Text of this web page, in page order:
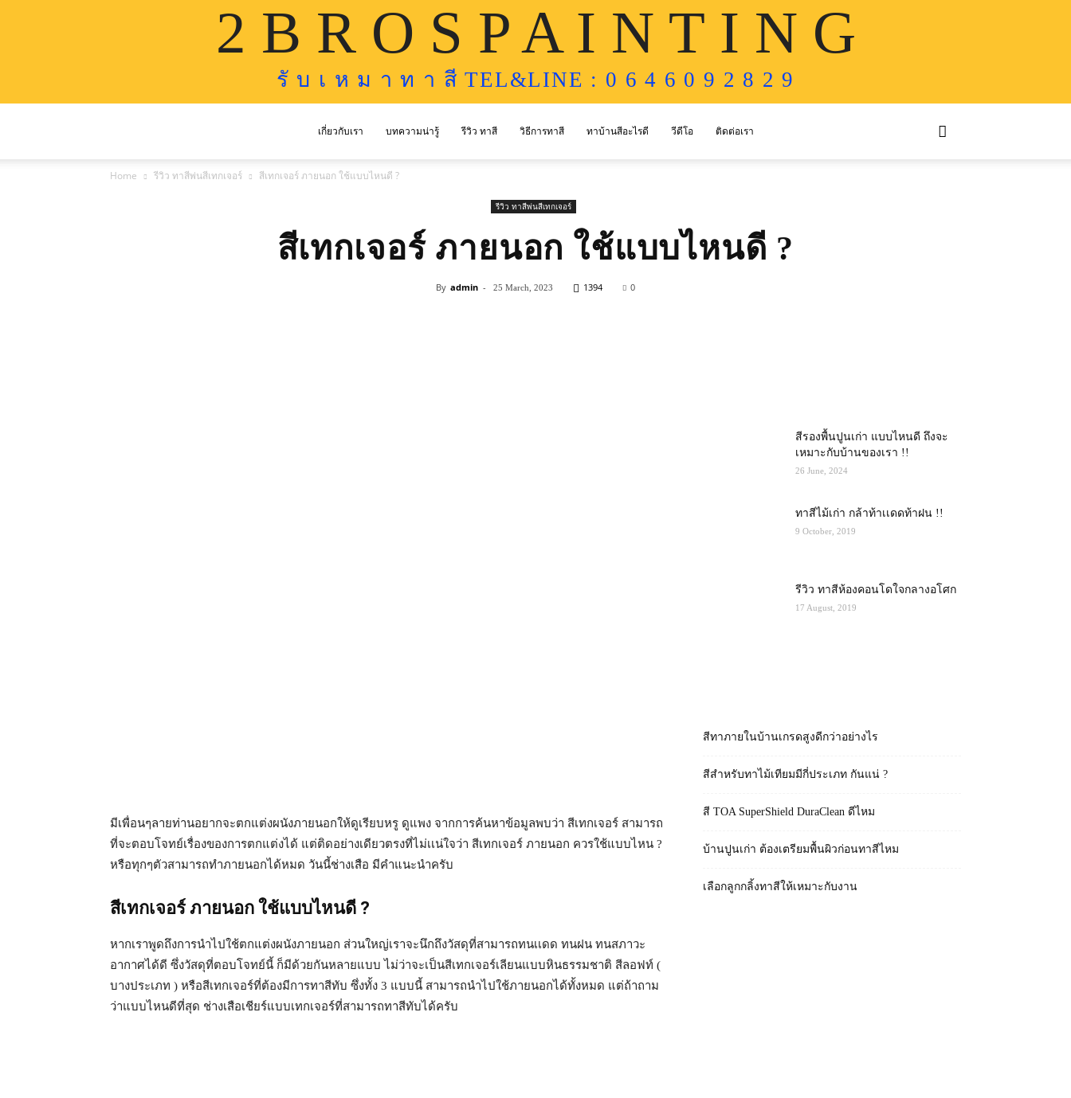
2 B R O S P A I N T I N G
รั บ เ ห ม า ท า สี TEL&LINE : 0 6 4 6 0 9 2 8 2 9
เกี่ยวกับเรา บทความน่ารู้ รีวิว ทาสี วิธีการทาสี ทาบ้านสีอะไรดี วีดีโอ ติดต่อเรา
Home รีวิว ทาสีพ่นสีเทกเจอร์ สีเทกเจอร์ ภายนอก ใช้แบบไหนดี ?
รีวิว ทาสีพ่นสีเทกเจอร์
สีเทกเจอร์ ภายนอก ใช้แบบไหนดี ?
By admin - 25 March, 2023 1394 0
มีเพื่อนๆลายท่านอยากจะตกแต่งผนังภายนอกให้ดูเรียบหรู ดูแพง จากการค้นหาข้อมูลพบว่า สีเทกเจอร์ สามารถ
ที่จะตอบโจทย์เรื่องของการตกแต่งได้ แต่ติดอย่างเดียวตรงที่ไม่เเน่ใจว่า สีเทกเจอร์ ภายนอก ควรใช้แบบไหน ?
หรือทุกๆตัวสามารถทำภายนอกได้หมด วันนี้ช่างเสือ มีคำแนะนำครับ
สีเทกเจอร์ ภายนอก ใช้แบบไหนดี ?
หากเราพูดถึงการนำไปใช้ตกแต่งผนังภายนอก ส่วนใหญ่เราจะนึกถึงวัสดุที่สามารถทนเเดด ทนฝน ทนสภาวะ
อากาศได้ดี ซึ่งวัสดุที่ตอบโจทย์นี้ ก็มีด้วยกันหลายแบบ ไม่ว่าจะเป็นสีเทกเจอร์เลียนแบบหินธรรมชาติ สีลอฟท์ (
บางประเภท ) หรือสีเทกเจอร์ที่ต้องมีการทาสีทับ ซึ่งทั้ง 3 แบบนี้ สามารถนำไปใช้ภายนอกได้ทั้งหมด แต่ถ้าถาม
ว่าแบบไหนดีที่สุด ช่างเสือเชียร์แบบเทกเจอร์ที่สามารถทาสีทับได้ครับ
สีรองพื้นปูนเก่า แบบไหนดี ถึงจะ
เหมาะกับบ้านของเรา !!
26 June, 2024
ทาสีไม้เก่า กล้าท้าเเดดท้าฝน !!
9 October, 2019
รีวิว ทาสีห้องคอนโดใจกลางอโศก
17 August, 2019
สีทาภายในบ้านเกรดสูงดีกว่าอย่างไร
สีสำหรับทาไม้เทียมมีกี่ประเภท กันแน่ ?
สี TOA SuperShield DuraClean ดีไหม
บ้านปูนเก่า ต้องเตรียมพื้นผิวก่อนทาสีไหม
เลือกลูกกลิ้งทาสีให้เหมาะกับงาน